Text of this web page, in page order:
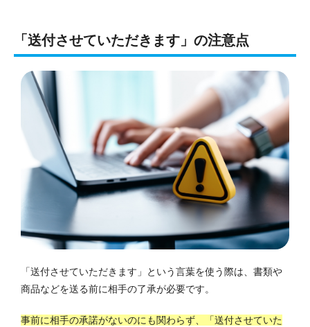
「送付させていただきます」の注意点
「送付させていただきます」という言葉を使う際は、書類や
商品などを送る前に相手の了承が必要です。
事前に相手の承諾がないのにも関わらず、「送付させていた